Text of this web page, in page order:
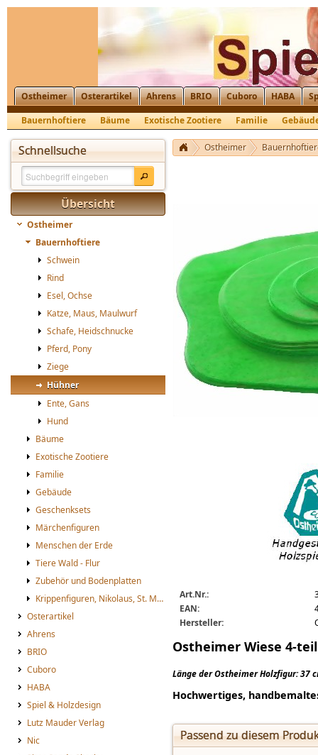
Ostheimer Osterartikel Ahrens BRIO Cuboro HABA
Bauernhoftiere
Bäume Exotische Zootiere Familie
Schnellsuche
Übersicht
Ostheimer
Bauernhoftiere
Schwein
Rind
Esel, Ochse
Katze, Maus, Maulwurf
Schafe, Heidschnucke
Pferd, Pony
Ziege
Hühner
Ente, Gans
Hund
Bäume
Exotische Zootiere
Familie
Gebäude
Geschenksets
Märchenfiguren
Menschen der Erde
Tiere Wald - Flur
Zubehör und Bodenplatten
Krippenfiguren, Nikolaus, St. Martin
Osterartikel
Ahrens
BRIO
Cuboro
HABA
Spiel & Holzdesign
Lutz Mauder Verlag
Nic
Ostheimer
Art.Nr.:
EAN:
Hersteller:
Ostheimer Wiese 4-
Länge der Ostheimer Holzfigur: 37
Hochwertiges,
Passend zu diesem